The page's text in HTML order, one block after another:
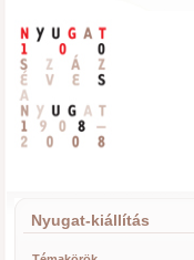
Nyugat-kiállítás